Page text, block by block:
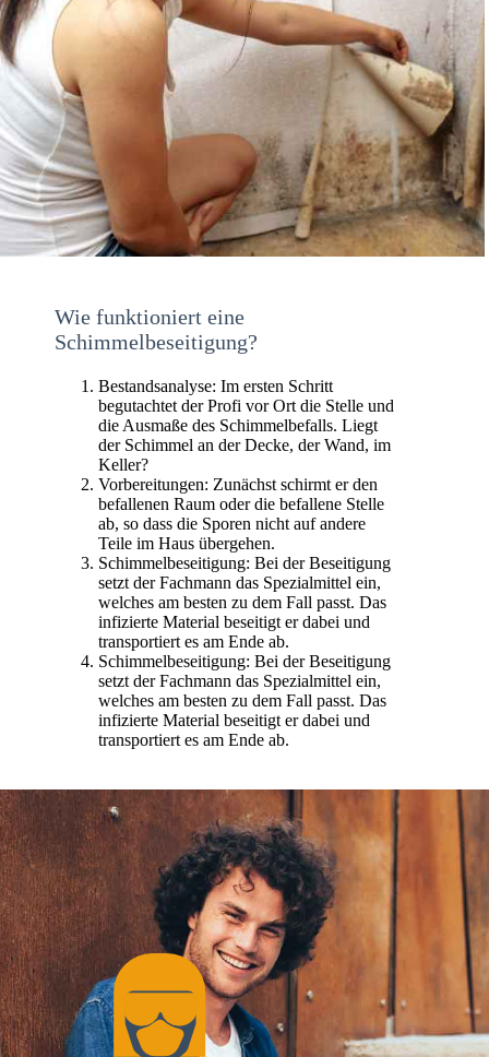
Wie funktioniert eine
Schimmelbeseitigung?
Bestandsanalyse: Im ersten Schritt
begutachtet der Profi vor Ort die Stelle und
die Ausmaße des Schimmelbefalls. Liegt
der Schimmel an der Decke, der Wand, im
Keller?
Vorbereitungen: Zunächst schirmt er den
befallenen Raum oder die befallene Stelle
ab, so dass die Sporen nicht auf andere
Teile im Haus übergehen.
Schimmelbeseitigung: Bei der Beseitigung
setzt der Fachmann das Spezialmittel ein,
welches am besten zu dem Fall passt. Das
infizierte Material beseitigt er dabei und
transportiert es am Ende ab.
Schimmelbeseitigung: Bei der Beseitigung
setzt der Fachmann das Spezialmittel ein,
welches am besten zu dem Fall passt. Das
infizierte Material beseitigt er dabei und
transportiert es am Ende ab.